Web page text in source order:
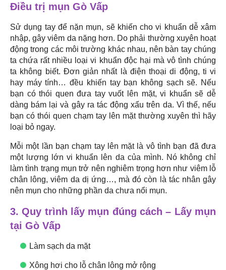
Điều trị mụn Gò Vấp
Sử dụng tay để nặn mụn, sẽ khiến cho vi khuẩn dễ xâm
nhập, gây viêm da nặng hơn. Do phải thường xuyên hoạt
động trong các môi trường khác nhau, nên bàn tay chúng
ta chứa rất nhiều loại vi khuẩn độc hại mà vô tình chúng
ta không biết. Đơn giản nhất là điện thoại di động, ti vi
hay máy tính… đều khiến tay bạn không sạch sẽ. Nếu
bạn có thói quen đưa tay vuốt lên mặt, vi khuẩn sẽ dễ
dàng bám lại và gây ra tác động xấu trên da. Vì thế, nếu
bạn có thói quen chạm tay lên mặt thường xuyên thì hãy
loại bỏ ngay.
Mỗi một lần bạn chạm tay lên mặt là vô tình bạn đã đưa
một lượng lớn vi khuẩn lên da của mình. Nó không chỉ
làm tình trạng mụn trở nên nghiêm trọng hơn như viêm lỗ
chân lông, viêm da dị ứng…, mà đó còn là tác nhân gây
nên mụn cho những phần da chưa nổi mụn.
3. Quy trình lấy mụn đúng cách – Lấy mụn
tại Gò Vấp
Làm sạch da mặt
Xông hơi cho lỗ chân lông mở rộng